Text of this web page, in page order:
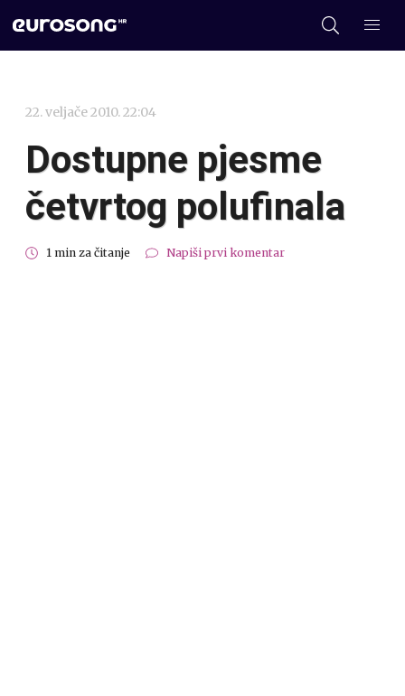
22. veljače 2010. 22:04
Dostupne pjesme
četvrtog polufinala
1 min za čitanje Napiši prvi komentar